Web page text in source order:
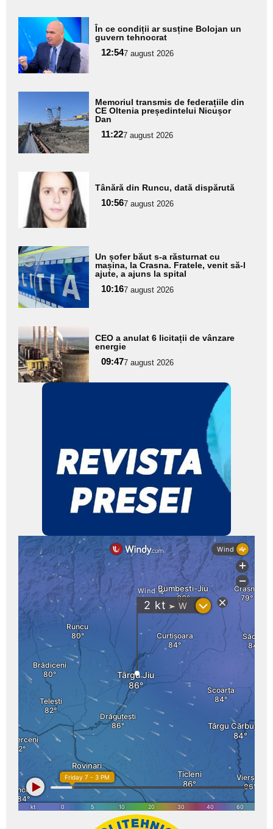
Adaugă
aici textul
pentru
subtitlu
În ce condiții ar susține Bolojan un
guvern tehnocrat
12:547 august 2026
aici textul
pentru
subtitlu
Memoriul transmis de federațiile din
CE Oltenia președintelui Nicușor
Dan
11:227 august 2026
Adaugă
aici textul
pentru
subtitlu
Tânără din Runcu, dată dispărută
10:567 august 2026
Adaugă
aici textul
pentru
subtitlu
Un șofer băut s-a răsturnat cu
mașina, la Crasna. Fratele, venit să-l
ajute, a ajuns la spital
10:167 august 2026
Adaugă
aici textul
pentru
subtitlu
CEO a anulat 6 licitații de vânzare
energie
09:477 august 2026